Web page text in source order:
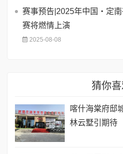
赛事预告|2025年中国・定
赛将燃情上演
2025-08-08
猜你
喀什海棠府邸
林云墅引期待